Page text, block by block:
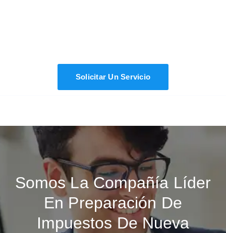
Solicitar Un Servicio
Somos La Compañía Líder
En Preparación De
Impuestos De Nueva